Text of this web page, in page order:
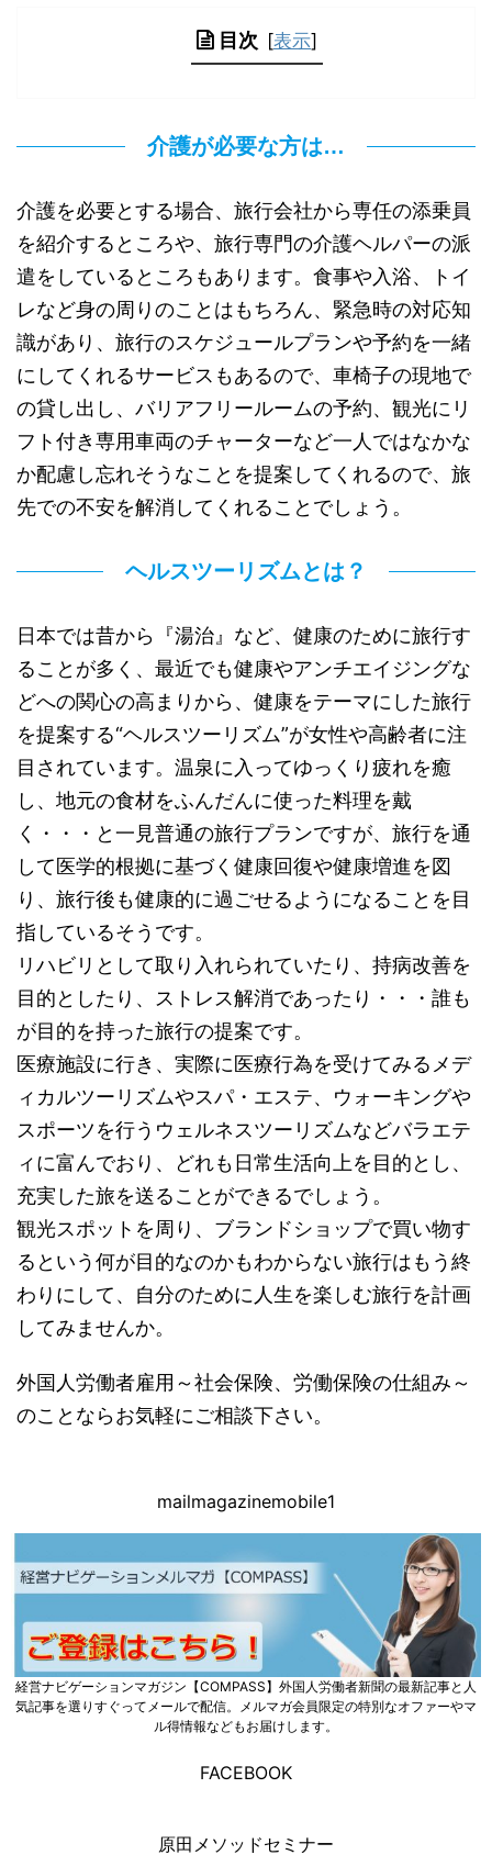
目次 [表示]
介護が必要な方は…
介護を必要とする場合、旅行会社から専任の添乗員
を紹介するところや、旅行専門の介護ヘルパーの派
遣をしているところもあります。食事や入浴、トイ
レなど身の周りのことはもちろん、緊急時の対応知
識があり、旅行のスケジュールプランや予約を一緒
にしてくれるサービスもあるので、車椅子の現地で
の貸し出し、バリアフリールームの予約、観光にリ
フト付き専用車両のチャーターなど一人ではなかな
か配慮し忘れそうなことを提案してくれるので、旅
先での不安を解消してくれることでしょう。
ヘルスツーリズムとは？
日本では昔から『湯治』など、健康のために旅行す
ることが多く、最近でも健康やアンチエイジングな
どへの関心の高まりから、健康をテーマにした旅行
を提案する“ヘルスツーリズム”が女性や高齢者に注
目されています。温泉に入ってゆっくり疲れを癒
し、地元の食材をふんだんに使った料理を戴
く・・・と一見普通の旅行プランですが、旅行を通
して医学的根拠に基づく健康回復や健康増進を図
り、旅行後も健康的に過ごせるようになることを目
指しているそうです。
リハビリとして取り入れられていたり、持病改善を
目的としたり、ストレス解消であったり・・・誰も
が目的を持った旅行の提案です。
医療施設に行き、実際に医療行為を受けてみるメデ
ィカルツーリズムやスパ・エステ、ウォーキングや
スポーツを行うウェルネスツーリズムなどバラエテ
ィに富んでおり、どれも日常生活向上を目的とし、
充実した旅を送ることができるでしょう。
観光スポットを周り、ブランドショップで買い物す
るという何が目的なのかもわからない旅行はもう終
わりにして、自分のために人生を楽しむ旅行を計画
してみませんか。
外国人労働者雇用～社会保険、労働保険の仕組み～
のことならお気軽にご相談下さい。
mailmagazinemobile1
経営ナビゲーションマガジン【COMPASS】外国人労働者新聞の最新記事と人
気記事を選りすぐってメールで配信。メルマガ会員限定の特別なオファーやマ
ル得情報などもお届けします。
FACEBOOK
原田メソッドセミナー